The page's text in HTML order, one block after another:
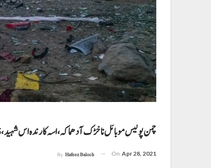
چمن پولیس موبائل نا خڑک آ دھماکہ، اسہ کارندہ اس شہید، 5 زخمی
By Hafeez Baloch On Apr 28, 2021